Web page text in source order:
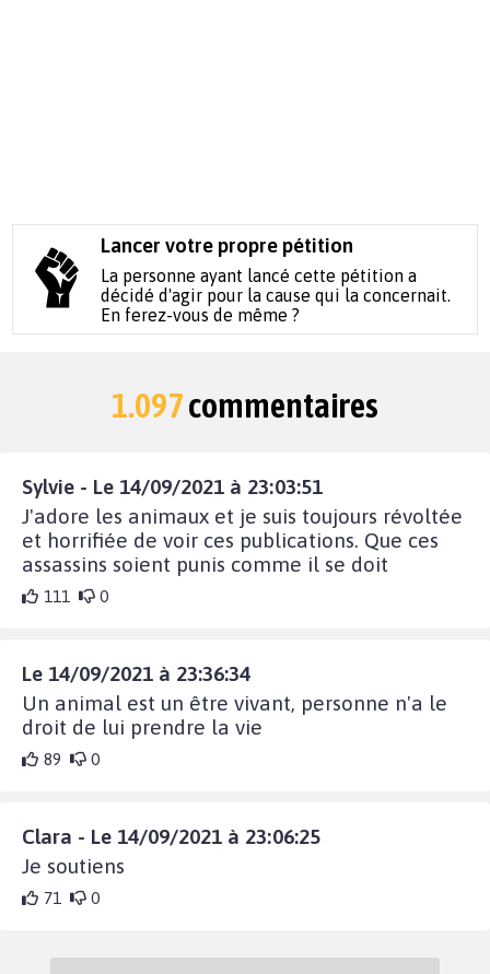
Lancer votre propre pétition
La personne ayant lancé cette pétition a
décidé d'agir pour la cause qui la concernait.
En ferez-vous de même ?
1.097commentaires
Sylvie - Le 14/09/2021 à 23:03:51
J'adore les animaux et je suis toujours révoltée
et horrifiée de voir ces publications. Que ces
assassins soient punis comme il se doit
111 0
Le 14/09/2021 à 23:36:34
Un animal est un être vivant, personne n'a le
droit de lui prendre la vie
89 0
Clara - Le 14/09/2021 à 23:06:25
Je soutiens
71 0